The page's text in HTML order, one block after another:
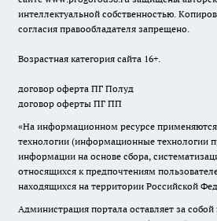
интеллектуальной собственностью.
согласия правообладателя запрещено.
Возрастная категория сайта 16+.
договор оферта ПГ Полуд
договор оферты ПГ ПП
«На информационном ресурсе
технологии (информационные технологии
информации на основе сбора,
относящихся к предпочтениям
находящихся на территории Российской
Администрация портала оставляет за